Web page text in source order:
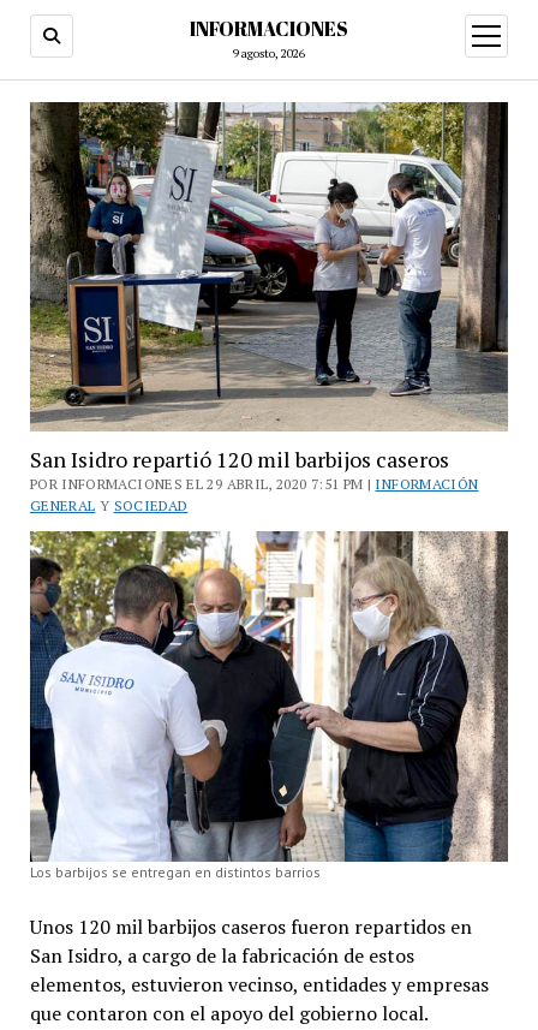
INFORMACIONES
9 agosto, 2026
abrir
menú
San Isidro repartió 120 mil barbijos caseros
POR INFORMACIONES EL 29 ABRIL, 2020 7:51 PM | INFORMACIÓN
GENERAL Y SOCIEDAD
Los barbijos se entregan en distintos barrios
Unos 120 mil barbijos caseros fueron repartidos en
San Isidro, a cargo de la fabricación de estos
elementos, estuvieron vecinso, entidades y empresas
que contaron con el apoyo del gobierno local.